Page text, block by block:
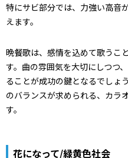
特にサビ部分では、力強い高音
えます。
晩餐歌は、感情を込めて歌うこ
す。曲の雰囲気を大切にしつつ
ることが成功の鍵となるでしょ
のバランスが求められる、カラ
す。
花になって/緑黄色社会